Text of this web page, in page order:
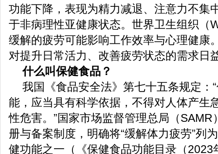
功能下降，表现为精力减退、注意力不集
于非病理性亚健康状态。世界卫生组织（
缓解的疲劳可能影响工作效率与心理健康
对提升日常活力、改善疲劳状态的需求日
什么叫保健食品？
我国《食品安全法》第七十五条规定：
能，应当具有科学依据，不得对人体产生
性危害。”国家市场监督管理总局（SAMR
册与备案制度，明确将“缓解体力疲劳”列
健功能之一（《保健食品功能目录（2023